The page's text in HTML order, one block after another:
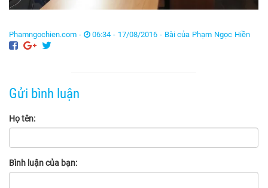
Phamngochien.com - 06:34 - 17/08/2016 - Bài của Phạm Ngọc Hiền
Gửi bình luận
Họ tên:
Bình luận của bạn: